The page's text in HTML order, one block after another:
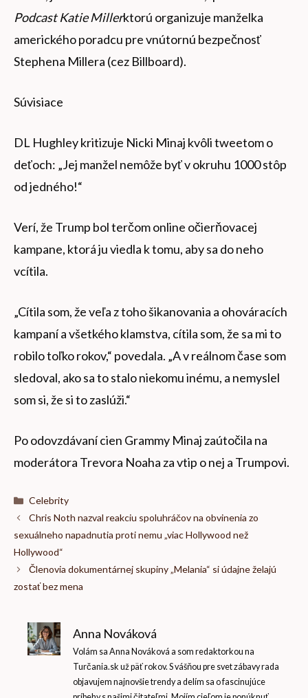
Podcast Katie Millerktorú organizuje manželka
amerického poradcu pre vnútornú bezpečnosť
Stephena Millera (cez Billboard).
Súvisiace
DL Hughley kritizuje Nicki Minaj kvôli tweetom o
deťoch: „Jej manžel nemôže byť v okruhu 1000 stôp
od jedného!“
Verí, že Trump bol terčom online očierňovacej
kampane, ktorá ju viedla k tomu, aby sa do neho
vcítila.
„Cítila som, že veľa z toho šikanovania a ohováracích
kampaní a všetkého klamstva, cítila som, že sa mi to
robilo toľko rokov,“ povedala. „A v reálnom čase som
sledoval, ako sa to stalo niekomu inému, a nemyslel
som si, že si to zaslúži.“
Po odovzdávaní cien Grammy Minaj zaútočila na
moderátora Trevora Noaha za vtip o nej a Trumpovi.
Kategórie
Celebrity
Chris Noth nazval reakciu spoluhráčov na obvinenia zo
sexuálneho napadnutia proti nemu „viac Hollywood než
Hollywood“
Členovia dokumentárnej skupiny „Melania“ si údajne želajú
zostať bez mena
Anna Nováková
Volám sa Anna Nováková a som redaktorkou na
Turčania.sk už päť rokov. S vášňou pre svet zábavy rada
objavujem najnovšie trendy a delím sa o fascinujúce